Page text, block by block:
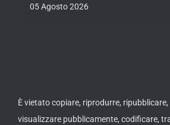
05 Agosto 2026
È vietato copiare, riprodurre,
visualizzare pubblicamente, codificare,